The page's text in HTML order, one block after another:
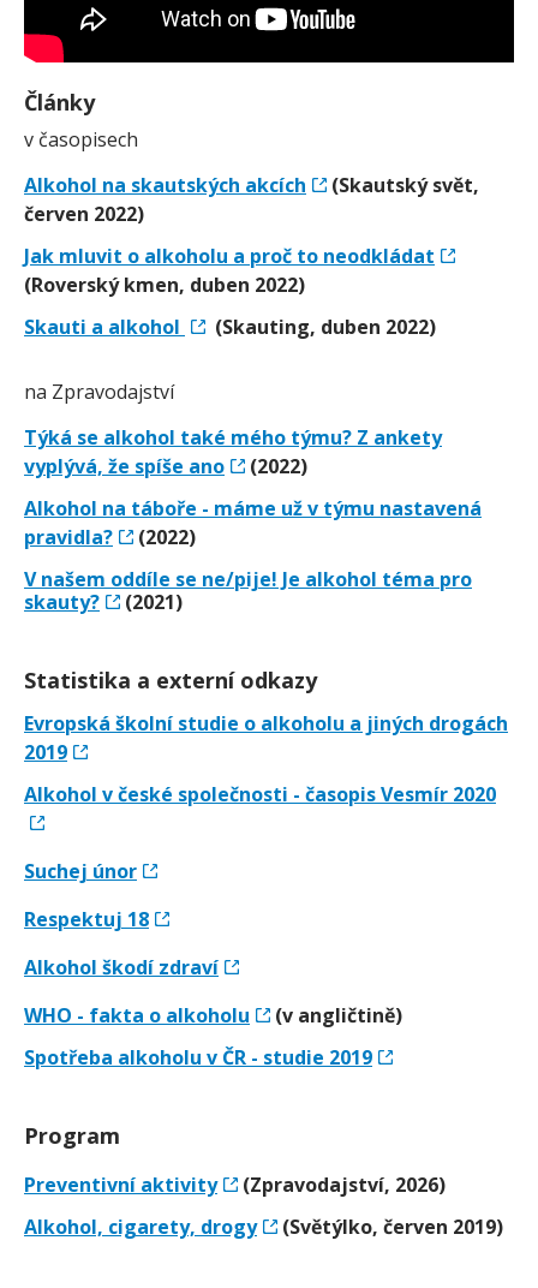
Články
v časopisech
Alkohol na skautských akcích
(Skautský svět,
červen 2022)
Jak mluvit o alkoholu a proč to neodkládat
(Roverský kmen, duben 2022)
Skauti a alkohol
(Skauting, duben 2022)
na Zpravodajství
Týká se alkohol také mého týmu? Z ankety
vyplývá, že spíše ano
(2022)
Alkohol na táboře - máme už v týmu nastavená
pravidla?
(2022)
V našem oddíle se ne/​pije! Je alkohol téma pro
skauty?
(2021)
Statistika a externí odkazy
Evropská školní studie o alkoholu a jiných drogách
2019
Alkohol v české společnosti - časopis Vesmír 2020
Suchej únor
Respektuj 18
Alkohol škodí zdraví
WHO - fakta o alkoholu
(v angličtině)
Spotřeba alkoholu v ČR - studie 2019
Program
Preventivní aktivity
(Zpravodajství, 2026)
Alkohol, cigarety, drogy
(Světýlko, červen 2019)